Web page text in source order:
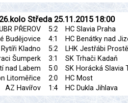
26.kolo Středa 25.11.2015 18:00
PŘEROV 5:2
HC Slavia Praha
Budějovice
4:1
HC Benátky nad
Rytíři Kladno
5:2
LHK Jestřábi
Šumperk
3:1
SK Trhači Kadaň
nad Labem
5:0
SK Horácká Slavia
Litoměřice
2:0
HC Most
AZ Havířov
1:4 HC Dukla Jihlava